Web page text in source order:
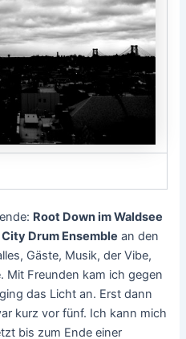
Root Down im Waldsee
Drum Ensemble an den
Gäste, Musik, der Vibe,
Freunden kam ich gegen
das Licht an. Erst dann
kurz vor fünf. Ich kann mich
bis zum Ende einer